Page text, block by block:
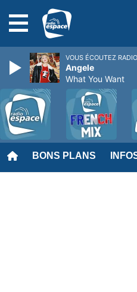
BONS PLANS
VOUS ÉCOUTEZ
Angele
What You Want